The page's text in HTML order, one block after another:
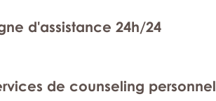
d'assistance 24h/24
de counseling personnel